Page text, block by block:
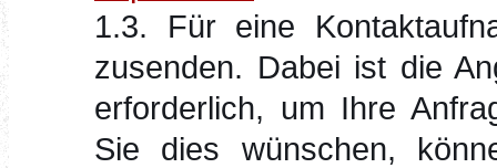
1.3. Für eine
zusenden. Dabei ist die
erforderlich, um Ihre
Sie dies wünschen,